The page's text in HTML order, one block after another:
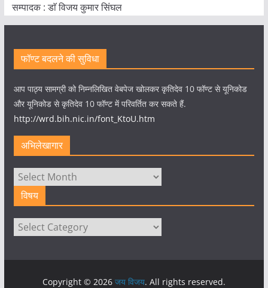
सम्पादक : डाॅ विजय कुमार सिंघल
फॉण्ट बदलने की सुविधा
आप पाठ्य सामग्री को निम्नलिखित वेबपेज खोलकर कृतिदेव 10 फॉण्ट से यूनिकोड
और यूनिकोड से कृतिदेव 10 फॉण्ट में परिवर्तित कर सकते हैं.
http://wrd.bih.nic.in/font_KtoU.htm
अभिलेखागार
अभिलेखागार
विषय
विषय
Copyright © 2026 जय विजय. All rights reserved.